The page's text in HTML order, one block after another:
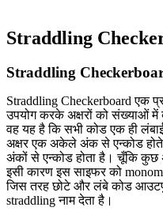
Straddling
Straddling
Straddling Checkerboard एक
उपयोग करके अक्षरों को संख्याओं में
वह यह है कि सभी कोड एक ही
अक्षर एक अकेले अंक से एन्कोड होते
अंकों से एन्कोड होता है। चूँकि
इसी कारण इस साइफर को
जिस तरह छोटे और लंबे कोड
straddling नाम देता है।